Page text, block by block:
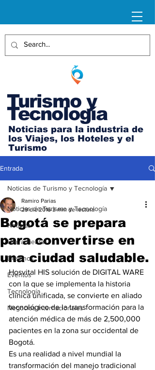
Turismo y
Tecnología
Noticias para la industria de
los Viajes, los Hoteles y el
Turismo
Entrada
Noticias de Turismo y Tecnología
Noticias
Herramientas
Destinos
Eventos
Tecnología
Negocios Internacionales
Noticias de Turismo y Tecnología
Bogotá se prepara
para convertirse en
una ciudad saludable.
Ramiro Parias
29 dic 2016 3 min de lectura
Hosvital HIS solución de DIGITAL WARE
con la que se implementa la historia
clínica unificada, se convierte en aliado
tecnológico de la transformación para la
atención médica de más de 2,500,000
pacientes en la zona sur occidental de
Bogotá.
Es una realidad a nivel mundial la
transformación del manejo tradicional